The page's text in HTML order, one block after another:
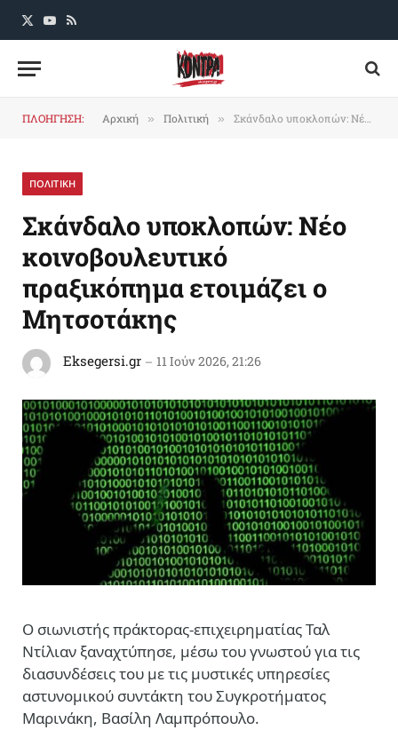
X
YouTube
RSS
ΠΛΟΗΓΗΣΗ: Αρχική » Πολιτική » Σκάνδαλο υποκλοπών: Νέο κοινοβουλευτικό πραξικόπημα ετοιμάζει ο Μητσοτάκης
ΠΟΛΙΤΙΚΗ
Σκάνδαλο υποκλοπών: Νέο
κοινοβουλευτικό
πραξικόπημα ετοιμάζει ο
Μητσοτάκης
Eksegersi.gr 11 Ιούν 2026, 21:26
O σιωνιστής πράκτορας-επιχειρηματίας Ταλ
Ντίλιαν ξαναχτύπησε, μέσω του γνωστού για τις
διασυνδέσεις του με τις μυστικές υπηρεσίες
αστυνομικού συντάκτη του Συγκροτήματος
Μαρινάκη, Βασίλη Λαμπρόπουλο.